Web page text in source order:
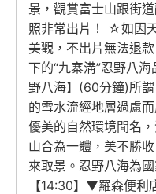
景，觀賞富士山跟街
照非常出片！ ☆如因
美觀，不出片無法退
下的“九寨溝”忍野八
野八海】(60分鐘)所
的雪水流經地層過慮
優美的自然環境聞名
山合為一體，美不勝
來取景。忍野八海為
【14:30】▼羅森便